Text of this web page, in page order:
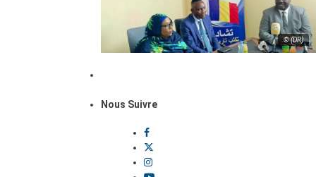
© (DR)
Nous Suivre